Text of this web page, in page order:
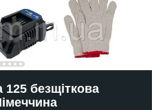
безщіткова